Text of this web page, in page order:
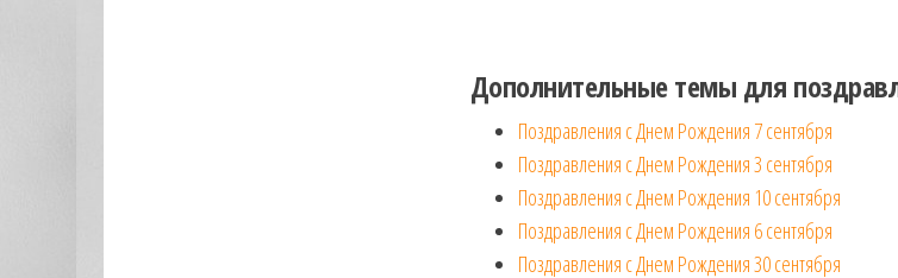
Дополнительные темы для
Поздравления с Днем Рождения 7 сентября
Поздравления с Днем Рождения 3 сентября
Поздравления с Днем Рождения 10 сентября
Поздравления с Днем Рождения 6 сентября
Поздравления с Днем Рождения 30 сентября